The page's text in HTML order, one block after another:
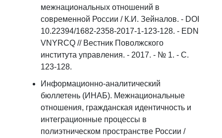
межнациональных отношений в
современной России / К.И. Зейналов. - DOI
10.22394/1682-2358-2017-1-123-128. - EDN
VNYRCQ // Вестник Поволжского
института управления. - 2017. - № 1. - С.
123-128.
Информационно-аналитический
бюллетень (ИНАБ). Межнациональные
отношения, гражданская идентичность и
интеграционные процессы в
полиэтническом пространстве России /